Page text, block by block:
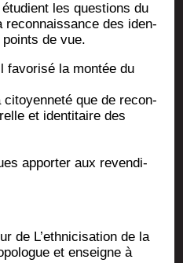
les ques­tions du
recon­nais­sance des iden­
de vue.
favo­ri­sé la mon­tée du
citoyen­ne­té que de recon­
et iden­ti­taire des
appor­ter aux reven­di­
de L’ethnicisation de la
et enseigne à